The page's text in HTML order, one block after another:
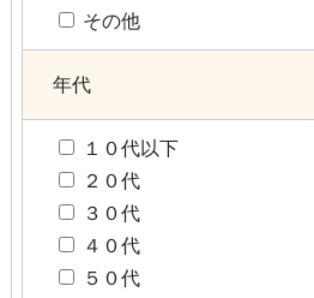
その他
年代
１０代以下
２０代
３０代
４０代
５０代